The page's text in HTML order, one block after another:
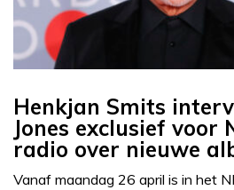
Henkjan Smits
Jones exclusief voor
radio over nieuwe
Vanaf maandag 26 april is in het